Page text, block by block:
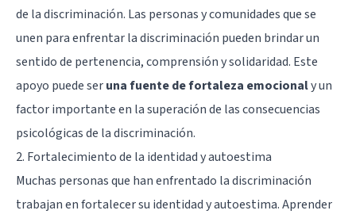
de la discriminación. Las personas y comunidades que se
unen para enfrentar la discriminación pueden brindar un
sentido de pertenencia, comprensión y solidaridad. Este
apoyo puede seruna fuente de fortaleza emocionaly un
factor importante en la superación de las consecuencias
psicológicas de la discriminación.
2. Fortalecimiento de la identidad y autoestima
Muchas personas que han enfrentado la discriminación
trabajan en fortalecer su identidad y autoestima. Aprender